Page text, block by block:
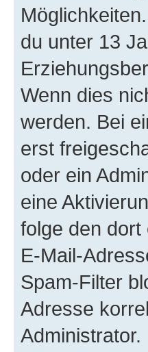
du unter 13
Wenn dies
werden. Bei
erst
oder ein
eine
folge den dort
E-Mail-
Spam-Filter
Adresse
Administrator.